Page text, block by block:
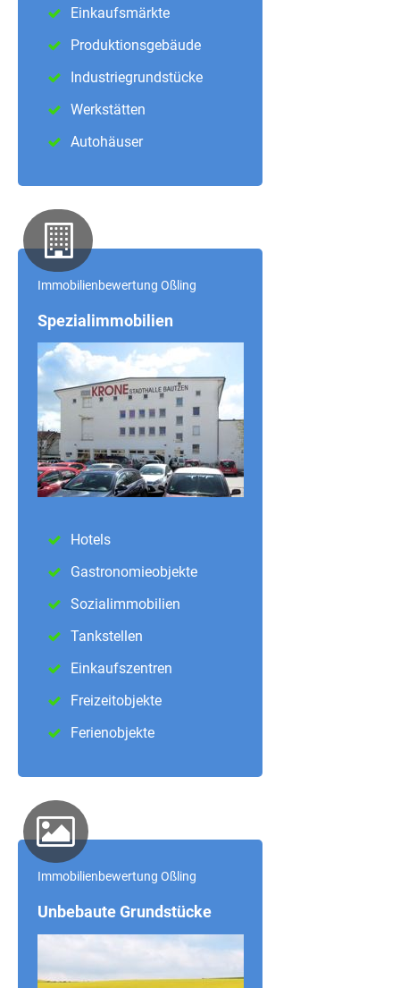
Einkaufsmärkte
Produktionsgebäude
Industriegrundstücke
Werkstätten
Autohäuser
Immobilienbewertung Oßling
Spezialimmobilien
Hotels
Gastronomieobjekte
Sozialimmobilien
Tankstellen
Einkaufszentren
Freizeitobjekte
Ferienobjekte
Immobilienbewertung Oßling
Unbebaute Grundstücke